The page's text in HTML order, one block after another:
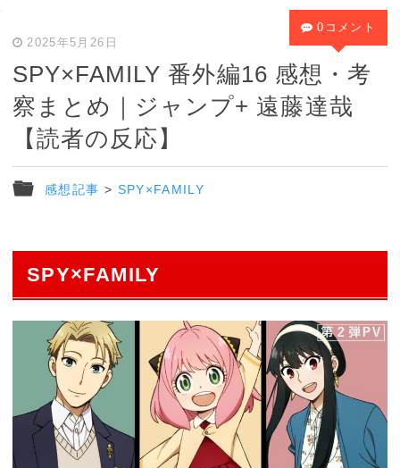
2025年5月26日
SPY×FAMILY 番外編16 感想・考
察まとめ｜ジャンプ+ 遠藤達哉
【読者の反応】
感想記事 > SPY×FAMILY
0コメント
SPY×FAMILY